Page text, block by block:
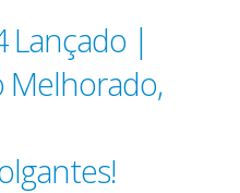
Lançado |
Melhorado,